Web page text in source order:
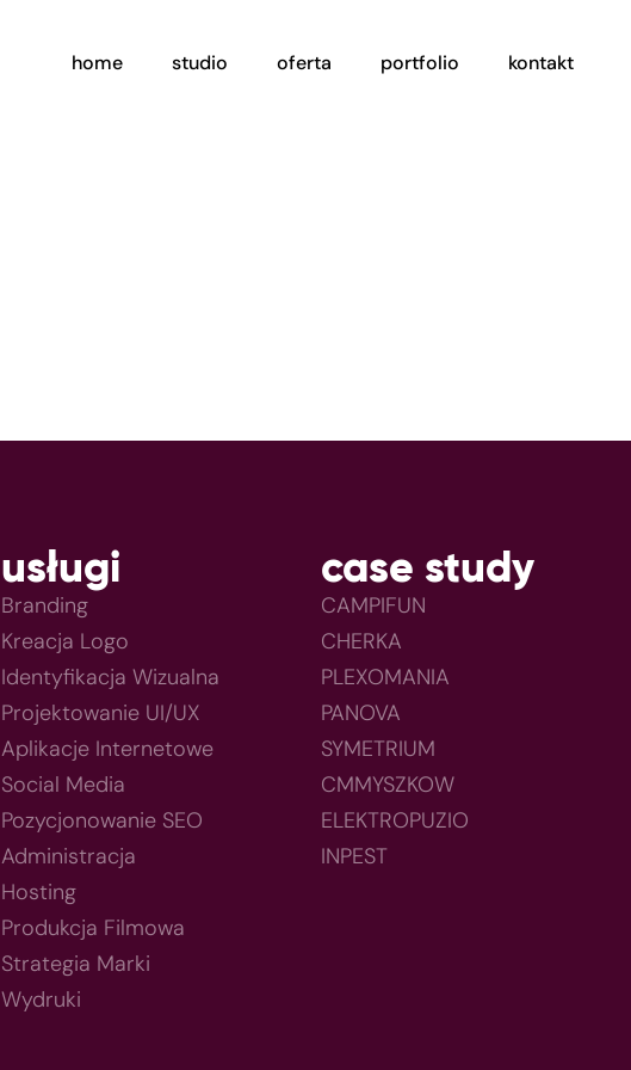
home studio oferta portfolio kontakt
usługi
Branding
Kreacja Logo
Identyfikacja Wizualna
Projektowanie UI/UX
Aplikacje Internetowe
Social Media
Pozycjonowanie SEO
Administracja
Hosting
Produkcja Filmowa
Strategia Marki
Wydruki
case study
CAMPIFUN
CHERKA
PLEXOMANIA
PANOVA
SYMETRIUM
CMMYSZKOW
ELEKTROPUZIO
INPEST